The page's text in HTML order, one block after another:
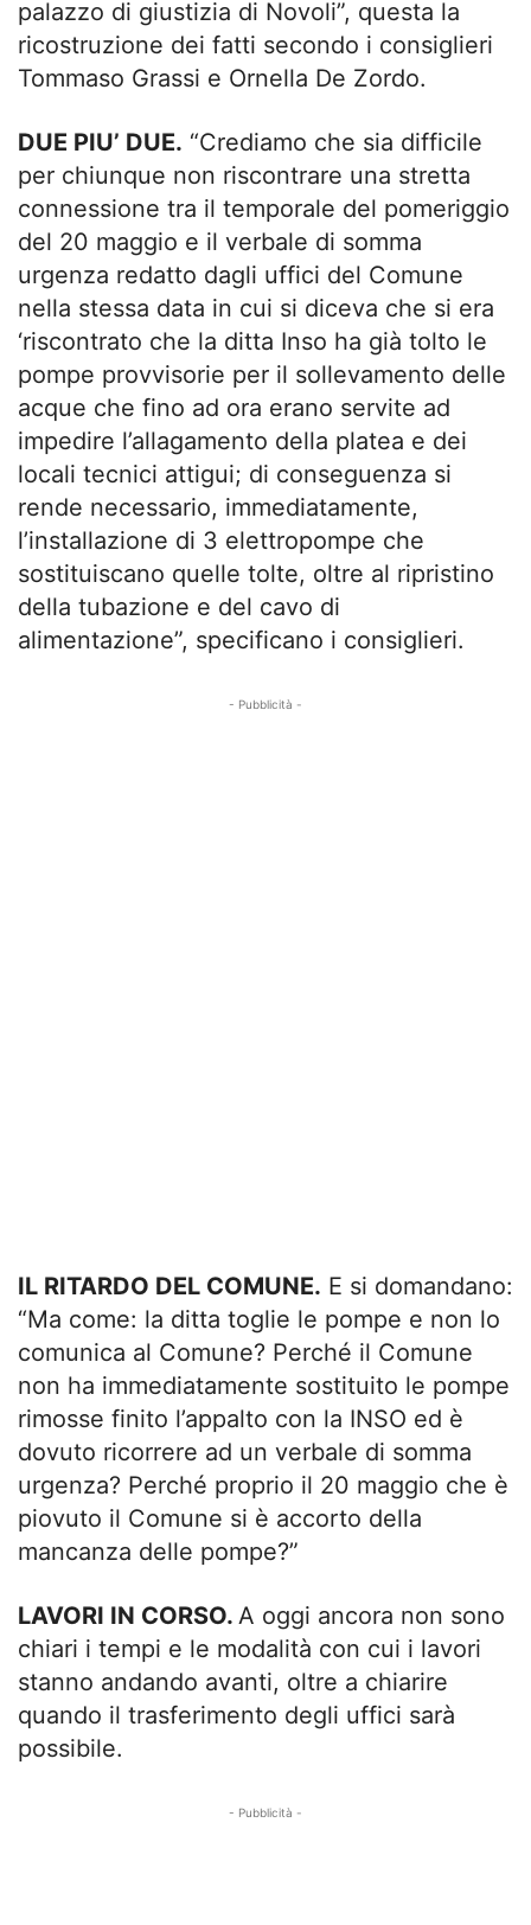
palazzo di giustizia di Novoli”, questa la
ricostruzione dei fatti secondo i consiglieri
Tommaso Grassi e Ornella De Zordo.
DUE PIU’ DUE. “Crediamo che sia difficile
per chiunque non riscontrare una stretta
connessione tra il temporale del pomeriggio
del 20 maggio e il verbale di somma
urgenza redatto dagli uffici del Comune
nella stessa data in cui si diceva che si era
‘riscontrato che la ditta Inso ha già tolto le
pompe provvisorie per il sollevamento delle
acque che fino ad ora erano servite ad
impedire l’allagamento della platea e dei
locali tecnici attigui; di conseguenza si
rende necessario, immediatamente,
l’installazione di 3 elettropompe che
sostituiscano quelle tolte, oltre al ripristino
della tubazione e del cavo di
alimentazione”, specificano i consiglieri.
- Pubblicità -
IL RITARDO DEL COMUNE. E si domandano:
“Ma come: la ditta toglie le pompe e non lo
comunica al Comune? Perché il Comune
non ha immediatamente sostituito le pompe
rimosse finito l’appalto con la INSO ed è
dovuto ricorrere ad un verbale di somma
urgenza? Perché proprio il 20 maggio che è
piovuto il Comune si è accorto della
mancanza delle pompe?”
LAVORI IN CORSO. A oggi ancora non sono
chiari i tempi e le modalità con cui i lavori
stanno andando avanti, oltre a chiarire
quando il trasferimento degli uffici sarà
possibile.
- Pubblicità -